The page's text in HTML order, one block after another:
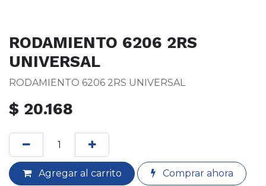
RODAMIENTO 6206 2RS
UNIVERSAL
RODAMIENTO 6206 2RS UNIVERSAL
$ 20.168
Agregar al carrito Comprar ahora